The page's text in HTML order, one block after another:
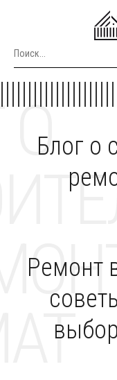
Блог о
О
Ремонт